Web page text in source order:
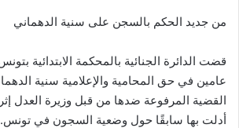
من جديد الحكم بالسجن على سنية الدهماني
قضت الدائرة الجنائية بالمحكمة الابتدائية
عامين في حق المحامية والإعلامية سنية
القضية المرفوعة ضدها من قبل وزيرة العدل
أدلت بها سابقًا حول وضعية السجون في تونس.